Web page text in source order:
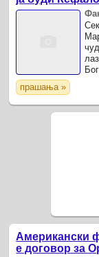
прашања »
Американски
е договор за